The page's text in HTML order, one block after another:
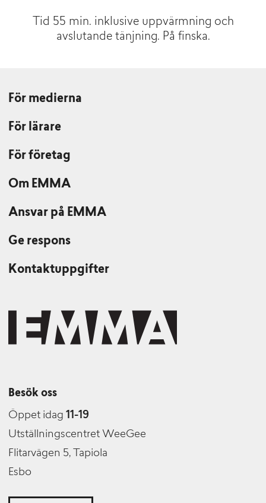
Tid 55 min. inklusive uppvärmning och
avslutande tänjning. På finska.
För medierna
För lärare
För företag
Om EMMA
Ansvar på EMMA
Ge respons
Kontaktuppgifter
Besök oss
Öppet idag 11-19
Utställningscentret WeeGee
Flitarvägen 5, Tapiola
Esbo